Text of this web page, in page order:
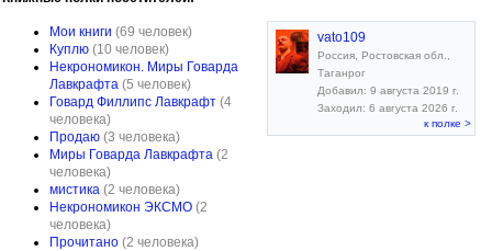
Мои книги (69 человек)
Куплю (10 человек)
Некрономикон. Миры Говарда
Лавкрафта (5 человек)
Говард Филлипс Лавкрафт (4
человека)
Продаю (3 человека)
Миры Говарда Лавкрафта (2
человека)
мистика (2 человека)
Некрономикон ЭКСМО (2
человека)
Прочитано (2 человека)
vato109
Россия, Ростовская обл.,
Таганрог
Добавил: 9 августа 2019 г.
Заходил: 6 августа 2026 г.
к полке >